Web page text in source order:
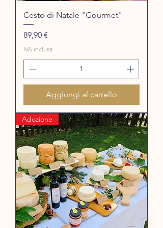
Cesto di Natale "Gourmet"
Prezzo
89,90 €
IVA inclusa
Aggiungi al carrello
Adozione